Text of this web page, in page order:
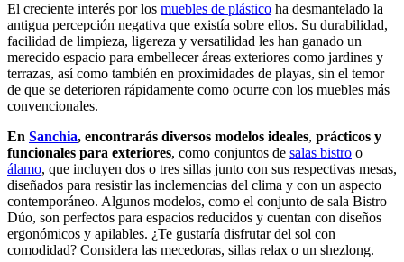
El creciente interés por los muebles de plástico ha desmantelado la
antigua percepción negativa que existía sobre ellos. Su durabilidad,
facilidad de limpieza, ligereza y versatilidad les han ganado un
merecido espacio para embellecer áreas exteriores como jardines y
terrazas, así como también en proximidades de playas, sin el temor
de que se deterioren rápidamente como ocurre con los muebles más
convencionales.
En Sanchia, encontrarás diversos modelos ideales, prácticos y
funcionales para exteriores, como conjuntos de salas bistro o
álamo, que incluyen dos o tres sillas junto con sus respectivas mesas,
diseñados para resistir las inclemencias del clima y con un aspecto
contemporáneo. Algunos modelos, como el conjunto de sala Bistro
Dúo, son perfectos para espacios reducidos y cuentan con diseños
ergonómicos y apilables. ¿Te gustaría disfrutar del sol con
comodidad? Considera las mecedoras, sillas relax o un shezlong.